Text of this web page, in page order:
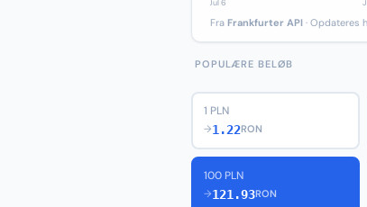
Fra Frankfurter API · Opdateres
POPULÆRE BELØB
1 PLN
→1.22RON
100 PLN
→121.93RON